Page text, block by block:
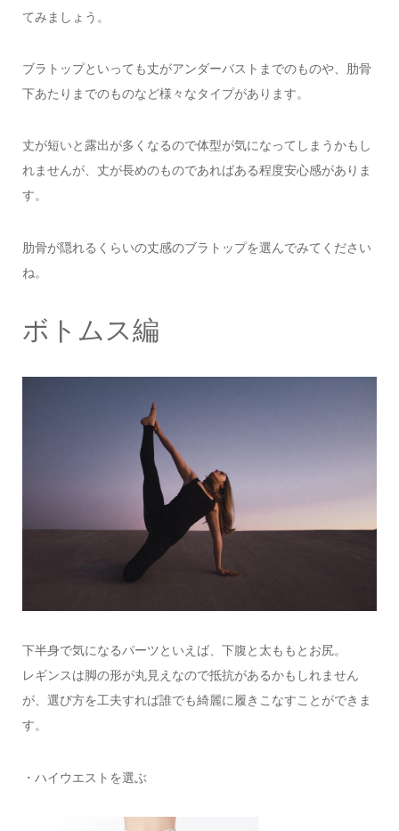
てみましょう。
ブラトップといっても丈がアンダーバストまでのものや、肋骨
下あたりまでのものなど様々なタイプがあります。
丈が短いと露出が多くなるので体型が気になってしまうかもし
れませんが、丈が長めのものであればある程度安心感がありま
す。
肋骨が隠れるくらいの丈感のブラトップを選んでみてください
ね。
ボトムス編
下半身で気になるパーツといえば、下腹と太ももとお尻。
レギンスは脚の形が丸見えなので抵抗があるかもしれません
が、選び方を工夫すれば誰でも綺麗に履きこなすことができま
す。
・ハイウエストを選ぶ